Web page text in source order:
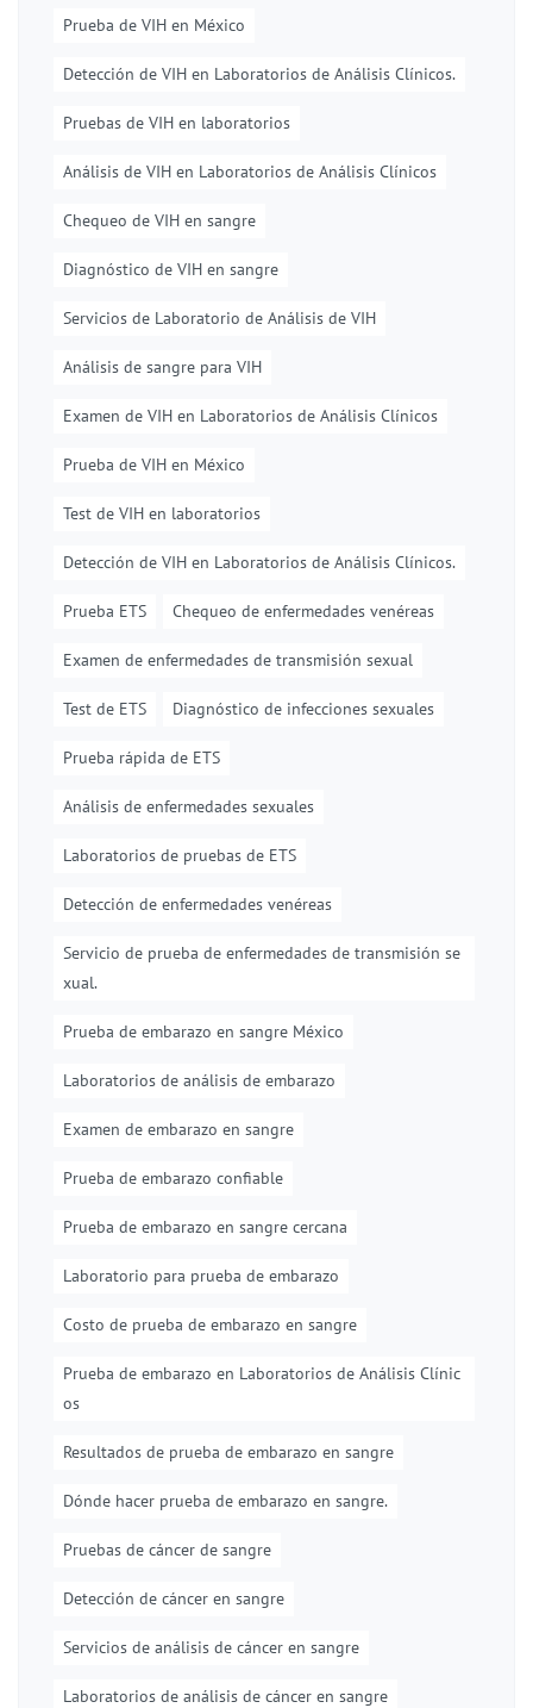
Prueba de VIH en México
Detección de VIH en Laboratorios de Análisis Clínicos.
Pruebas de VIH en laboratorios
Análisis de VIH en Laboratorios de Análisis Clínicos
Chequeo de VIH en sangre
Diagnóstico de VIH en sangre
Servicios de Laboratorio de Análisis de VIH
Análisis de sangre para VIH
Examen de VIH en Laboratorios de Análisis Clínicos
Prueba de VIH en México
Test de VIH en laboratorios
Detección de VIH en Laboratorios de Análisis Clínicos.
Prueba ETS Chequeo de enfermedades venéreas
Examen de enfermedades de transmisión sexual
Test de ETS Diagnóstico de infecciones sexuales
Prueba rápida de ETS
Análisis de enfermedades sexuales
Laboratorios de pruebas de ETS
Detección de enfermedades venéreas
Servicio de prueba de enfermedades de transmisión se
xual.
Prueba de embarazo en sangre México
Laboratorios de análisis de embarazo
Examen de embarazo en sangre
Prueba de embarazo confiable
Prueba de embarazo en sangre cercana
Laboratorio para prueba de embarazo
Costo de prueba de embarazo en sangre
Prueba de embarazo en Laboratorios de Análisis Clínic
os
Resultados de prueba de embarazo en sangre
Dónde hacer prueba de embarazo en sangre.
Pruebas de cáncer de sangre
Detección de cáncer en sangre
Servicios de análisis de cáncer en sangre
Laboratorios de análisis de cáncer en sangre